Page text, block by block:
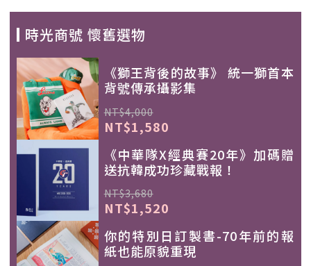
時光商號 懷舊選物
《獅王背後的故事》 統一獅首本
背號傳承攝影集
NT$4,000
NT$1,580
《中華隊X經典賽20年》加碼贈
送抗韓成功珍藏戰報！
NT$3,680
NT$1,520
你的特別日訂製書-70年前的報
紙也能原貌重現